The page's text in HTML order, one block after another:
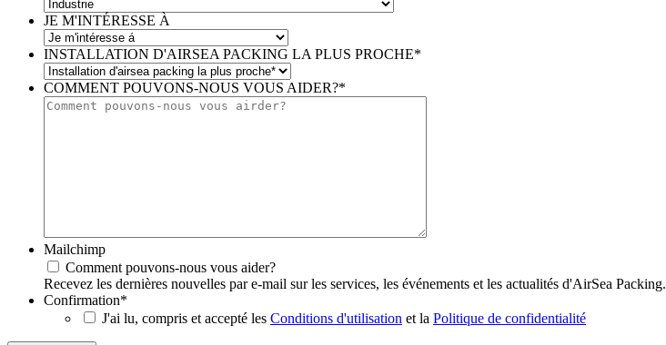
JE M'INTÉRESSE À
INSTALLATION D'AIRSEA PACKING LA PLUS PROCHE*
COMMENT POUVONS-NOUS VOUS AIDER?*
Mailchimp
Comment pouvons-nous vous aider?
Recevez les dernières nouvelles par e-mail sur les services, les événements et les actualités d'AirSea Packing.
Confirmation*
J'ai lu, compris et accepté les Conditions d'utilisation et la Politique de confidentialité